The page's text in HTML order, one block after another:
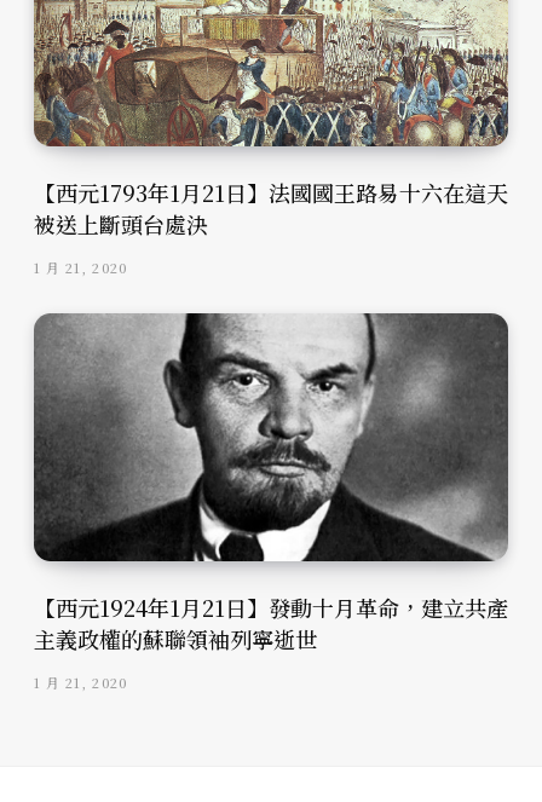
【西元1793年1月21日】法國國王路易十六在這天
被送上斷頭台處決
1 月 21, 2020
【西元1924年1月21日】發動十月革命，建立共產
主義政權的蘇聯領袖列寧逝世
1 月 21, 2020